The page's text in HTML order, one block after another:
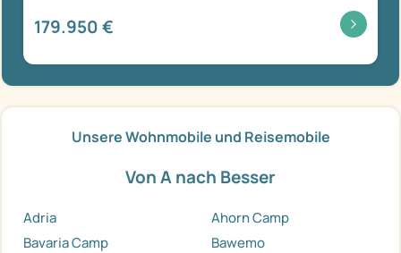
179.950 €
Unsere Wohnmobile und Reisemobile
Von A nach Besser
Adria
Ahorn Camp
Bavaria Camp
Bawemo